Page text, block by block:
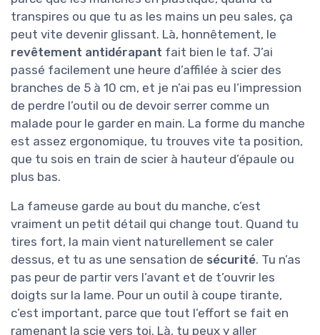
transpires ou que tu as les mains un peu sales, ça
peut vite devenir glissant. Là, honnêtement, le
revêtement antidérapant fait bien le taf. J’ai
passé facilement une heure d’affilée à scier des
branches de 5 à 10 cm, et je n’ai pas eu l’impression
de perdre l’outil ou de devoir serrer comme un
malade pour le garder en main. La forme du manche
est assez ergonomique, tu trouves vite ta position,
que tu sois en train de scier à hauteur d’épaule ou
plus bas.
La fameuse garde au bout du manche, c’est
vraiment un petit détail qui change tout. Quand tu
tires fort, la main vient naturellement se caler
dessus, et tu as une sensation de sécurité. Tu n’as
pas peur de partir vers l’avant et de t’ouvrir les
doigts sur la lame. Pour un outil à coupe tirante,
c’est important, parce que tout l’effort se fait en
ramenant la scie vers toi. Là, tu peux y aller